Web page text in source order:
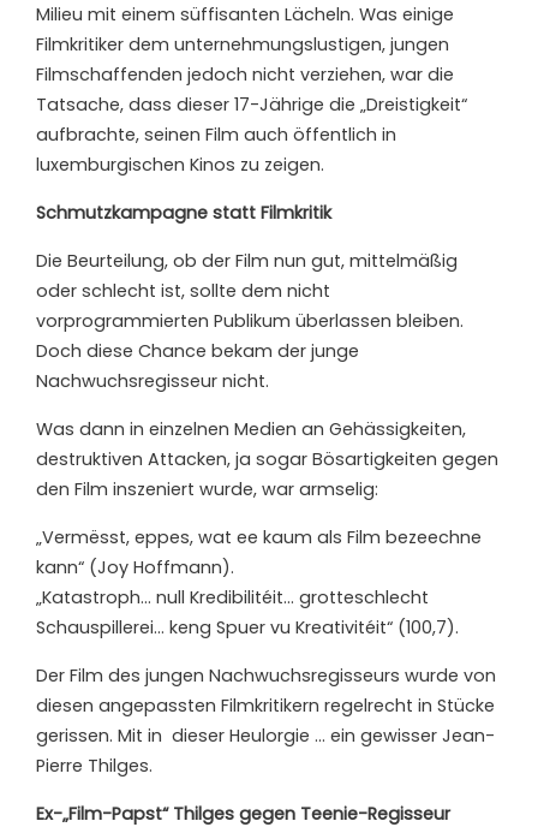
Milieu mit einem süffisanten Lächeln. Was einige
Filmkritiker dem unternehmungslustigen, jungen
Filmschaffenden jedoch nicht verziehen, war die
Tatsache, dass dieser 17-Jährige die „Dreistigkeit“
aufbrachte, seinen Film auch öffentlich in
luxemburgischen Kinos zu zeigen.
Schmutzkampagne statt Filmkritik
Die Beurteilung, ob der Film nun gut, mittelmäßig
oder schlecht ist, sollte dem nicht
vorprogrammierten Publikum überlassen bleiben.
Doch diese Chance bekam der junge
Nachwuchsregisseur nicht.
Was dann in einzelnen Medien an Gehässigkeiten,
destruktiven Attacken, ja sogar Bösartigkeiten gegen
den Film inszeniert wurde, war armselig:
„Vermësst, eppes, wat ee kaum als Film bezeechne
kann“ (Joy Hoffmann).
„Katastroph… null Kredibilitéit… grotteschlecht
Schauspillerei… keng Spuer vu Kreativitéit“ (100,7).
Der Film des jungen Nachwuchsregisseurs wurde von
diesen angepassten Filmkritikern regelrecht in Stücke
gerissen. Mit in dieser Heulorgie … ein gewisser Jean-
Pierre Thilges.
Ex-„Film-Papst“ Thilges gegen Teenie-Regisseur